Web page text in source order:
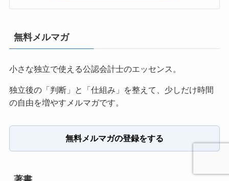
無料メルマガ
小さな独立で使える公認会計士のエッセンス。
独立後の「判断」と「仕組み」を整えて、少しだけ時間
の自由を増やすメルマガです。
無料メルマガの登録をする